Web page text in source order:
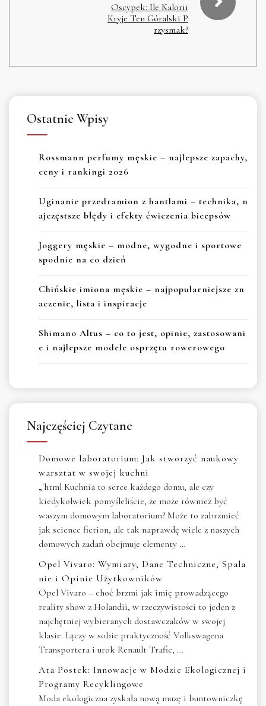
Oscypek: Ile Kalorii
Kryje Ten Góralski P
rzysmak?
Ostatnie Wpisy
Rossmann perfumy męskie – najlepsze zapachy,
ceny i rankingi 2026
Uginanie przedramion z hantlami – technika, n
ajczęstsze błędy i efekty ćwiczenia bicepsów
Joggery męskie – modne, wygodne i sportowe
spodnie na co dzień
Chińskie imiona męskie – najpopularniejsze zn
aczenie, lista i inspiracje
Shimano Altus – co to jest, opinie, zastosowani
e i najlepsze modele osprzętu rowerowego
Najczęściej Czytane
Domowe laboratorium: Jak stworzyć naukowy
warsztat w swojej kuchni
„`html Kuchnia to serce każdego domu, ale czy
kiedykolwiek pomyśleliście, że może również być
waszym domowym laboratorium? Może to zabrzmieć
jak science fiction, ale tak naprawdę wiele z naszych
domowych zadań obejmuje elementy …
Opel Vivaro: Wymiary, Dane Techniczne, Spala
nie i Opinie Użytkowników
Opel Vivaro – choć brzmi jak imię prowadzącego
reality show z Holandii, w rzeczywistości to jeden z
najchętniej wybieranych dostawczaków w swojej
klasie. Łączy w sobie praktyczność Volkswagena
Transportera i urok Renault Trafic, …
Ata Postek: Innowacje w Modzie Ekologicznej i
Programy Recyklingowe
Moda ekologiczna zyskała nową muzę i buntowniczkę